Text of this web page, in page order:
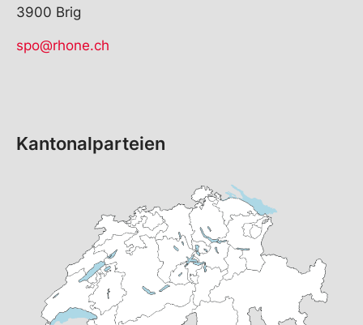
3900 Brig
spo@rhone.ch
Kantonalparteien